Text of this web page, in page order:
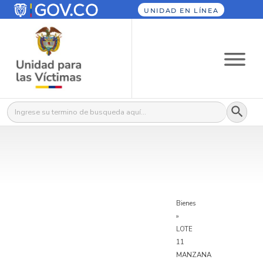
UNIDAD EN LÍNEA
Buscar: Botón
Bienes
»
LOTE
11
MANZANA